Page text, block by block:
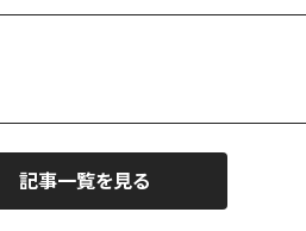
記事一覧を見る